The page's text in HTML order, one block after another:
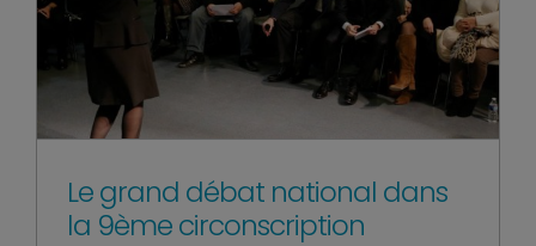
Le grand débat national dans
la 9ème circonscription